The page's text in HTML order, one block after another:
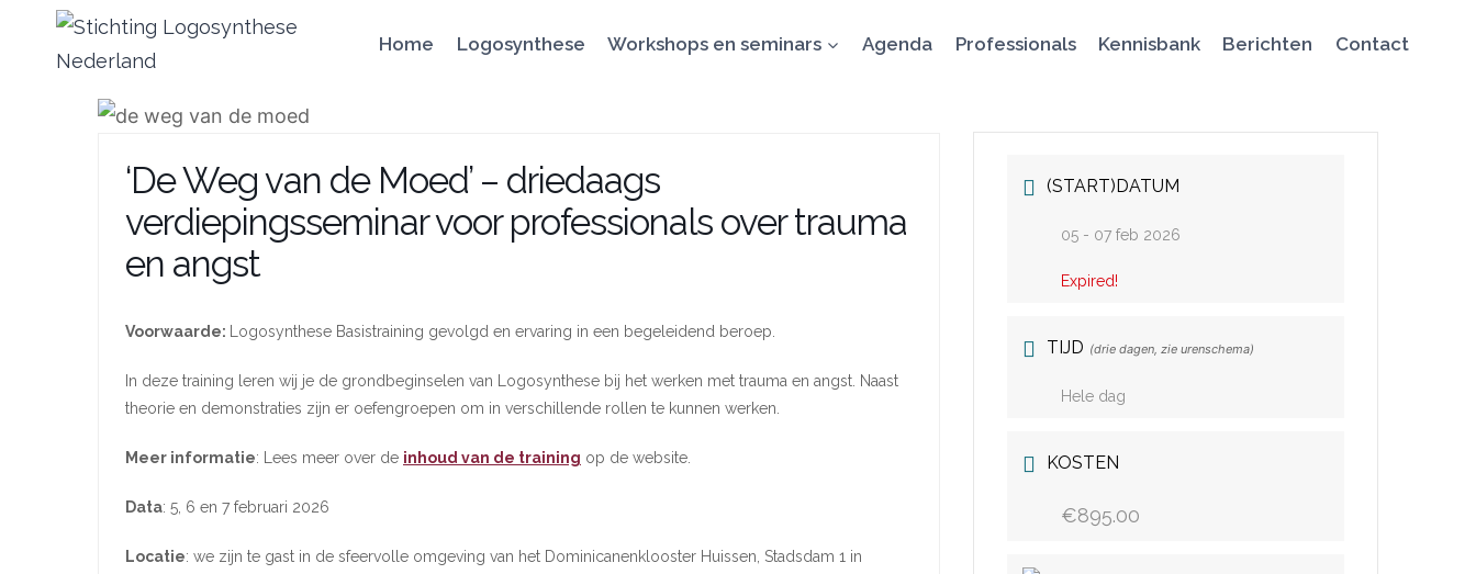
Doorgaan
Home Logosynthese Workshops en seminars Agenda Professionals Kennisbank Berichten Contact
‘De Weg van de Moed’ – driedaags
verdiepingsseminar voor professionals over trauma
en angst
Voorwaarde: Logosynthese Basistraining gevolgd en ervaring in een begeleidend beroep.
In deze training leren wij je de grondbeginselen van Logosynthese bij het werken met trauma en angst. Naast
theorie en demonstraties zijn er oefengroepen om in verschillende rollen te kunnen werken.
Meer informatie: Lees meer over de inhoud van de training op de website.
Data: 5, 6 en 7 februari 2026
Locatie: we zijn te gast in de sfeervolle omgeving van het Dominicanenklooster Huissen, Stadsdam 1 in
(START)DATUM
05 - 07 feb 2026
Expired!
TIJD (drie dagen, zie urenschema)
Hele dag
KOSTEN
€895.00